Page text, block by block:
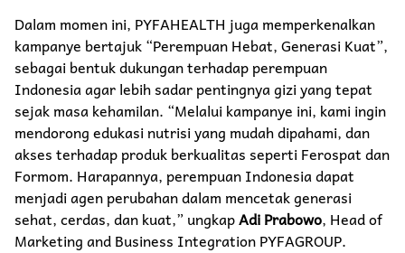
Dalam momen ini, PYFAHEALTH juga memperkenalkan
kampanye bertajuk “Perempuan Hebat, Generasi Kuat”,
sebagai bentuk dukungan terhadap perempuan
Indonesia agar lebih sadar pentingnya gizi yang tepat
sejak masa kehamilan. “Melalui kampanye ini, kami ingin
mendorong edukasi nutrisi yang mudah dipahami, dan
akses terhadap produk berkualitas seperti Ferospat dan
Formom. Harapannya, perempuan Indonesia dapat
menjadi agen perubahan dalam mencetak generasi
sehat, cerdas, dan kuat,” ungkapAdi Prabowo, Head of
Marketing and Business Integration PYFAGROUP.